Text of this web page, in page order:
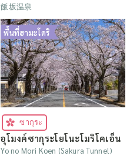
飯坂温泉
พื้นที่ฮามะโดริ
ซากุระ
อุโมงค์ซากุระโยโนะโมริโคเอ็น
Yo no Mori Koen (Sakura Tunnel)